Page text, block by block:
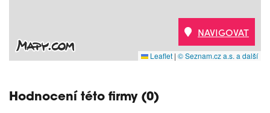
Leaflet | © Seznam.cz a.s. a další
NAVIGOVAT
Hodnocení této firmy (0)